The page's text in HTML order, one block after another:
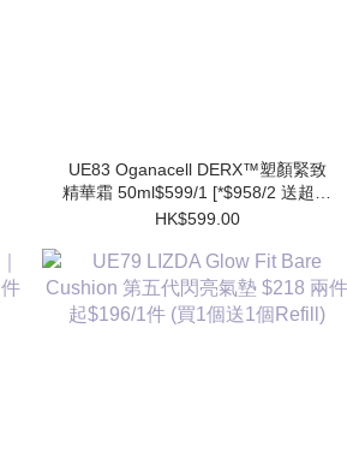
UE83 Oganacell DERX™塑顏緊致
精華霜 50ml$599/1 [*$958/2 送超勝
肽爽膚水15ml*4 ][*$1437/3送 超勝
列任選6件送 超勝肽爽膚水
15ml*8+超勝肽安瓶10ml*8】
HK$599.00